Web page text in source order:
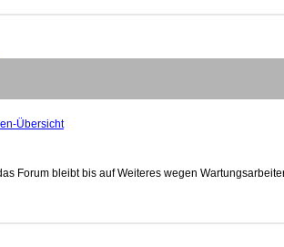
Themen
Übersicht
Forum bleibt bis auf Weiteres wegen